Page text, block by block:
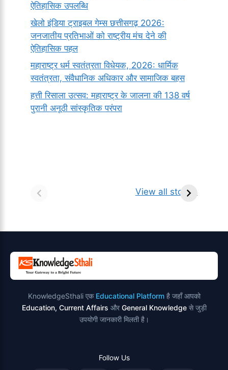
ऐतिहासिक उपलब्धि
खेलो इंडिया ट्राइबल गेम्स छत्तीसगढ़ 2026:
जनजातीय प्रतिभाओं को राष्ट्रीय मंच देने की
ऐतिहासिक पहल
महाराष्ट्र धर्म स्वतंत्रता विधेयक, 2026: धार्मिक
स्वतंत्रता, संवैधानिक अधिकार और सामाजिक बहस
हत्ती रिसाला उत्सव: महाराष्ट्र के जालना की 138 वर्ष
पुरानी अनूठी सांस्कृतिक परंपरा
View all stories
किसे कहते है?
ज्योतिर्लिंग | नाम,
KnowledgeSthali एक Educational Platformहै जहाँ आपको
Education, Current Affairs और General Knowledgeसे जुड़ी
उपयोगी जानकारी मिलती है।
Follow Us